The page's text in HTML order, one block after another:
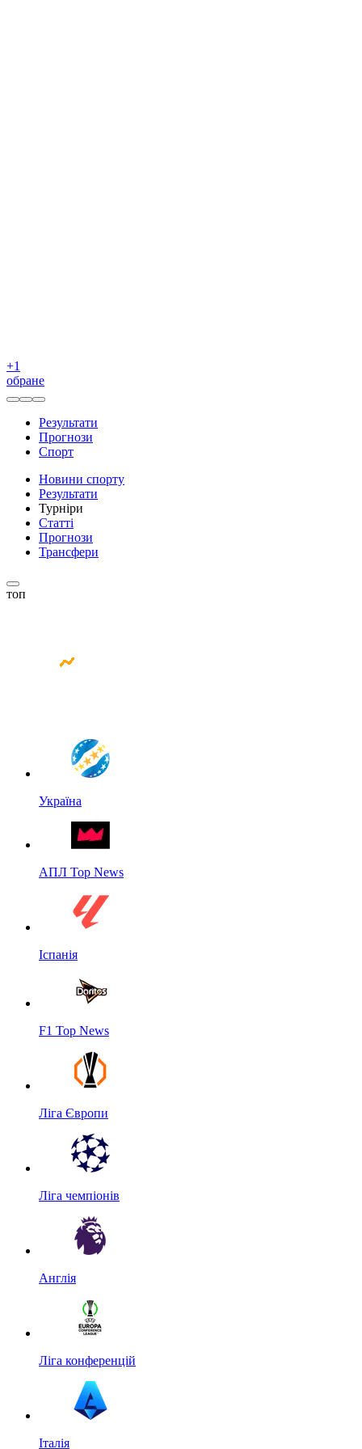
+1
обране
Результати
Прогнози
Спорт
Новини спорту
Результати
Турніри
Статті
Прогнози
Трансфери
топ
Україна
АПЛ Top News
Іспанія
F1 Top News
Ліга Європи
Ліга чемпіонів
Англія
Ліга конференцій
Італія